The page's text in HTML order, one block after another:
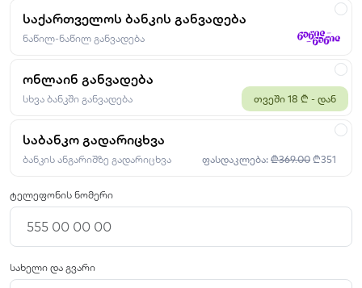
საქართველოს ბანკის განვადება
ნაწილ-ნაწილ განვადება
ონლაინ განვადება
სხვა ბანკში განვადება თვეში 18 ₾ - დან
საბანკო გადარიცხვა
ბანკის ანგარიშზე გადარიცხვა ფასდაკლება: ₾369.00 ₾351
ტელეფონის ნომერი
სახელი და გვარი